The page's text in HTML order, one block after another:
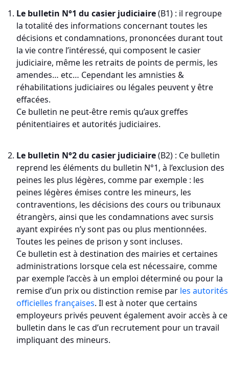
Le bulletin N°1 du casier judiciaire(B1) : il regroupe
la totalité des informations concernant toutes les
décisions et condamnations, prononcées durant tout
la vie contre l’intéressé, qui composent le casier
judiciaire, même les retraits de points de permis, les
amendes… etc… Cependant les amnisties &
réhabilitations judiciaires ou légales peuvent y être
effacées.
Ce bulletin ne peut-être remis qu’aux greffes
pénitentiaires et autorités judiciaires.
Le bulletin N°2 du casier judiciaire(B2) : Ce bulletin
reprend les éléments du bulletin N°1, à l’exclusion des
peines les plus légères, comme par exemple : les
peines légères émises contre les mineurs, les
contraventions, les décisions des cours ou tribunaux
étrangèrs, ainsi que les condamnations avec sursis
ayant expirées n’y sont pas ou plus mentionnées.
Toutes les peines de prison y sont incluses.
Ce bulletin est à destination des mairies et certaines
administrations lorsque cela est nécessaire, comme
par exemple l’accès à un emploi déterminé ou pour la
remise d’un prix ou distinction remise par les autorités
officielles françaises. Il est à noter que certains
employeurs privés peuvent également avoir accès à ce
bulletin dans le cas d’un recrutement pour un travail
impliquant des mineurs.